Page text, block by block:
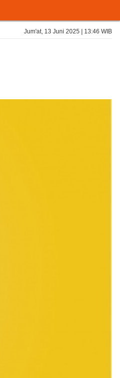
Jum'at, 13 Juni 2025 | 13:46 WIB